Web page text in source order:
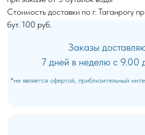
в течение 2-х часов** после подтверждения
заказа
Привезем заказ в удобный для Вас
временной интервал
**не является офертой, среднее время выполнения заказа